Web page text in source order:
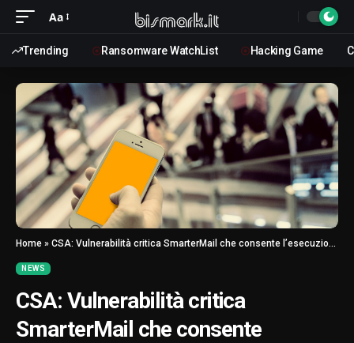
Aa
Trending Ransomware WatchList Hacking Game
Home » CSA: Vulnerabilità critica SmarterMail che consente l’esecuzione di codice remoto
NEWS
CSA: Vulnerabilità critica
SmarterMail che consente